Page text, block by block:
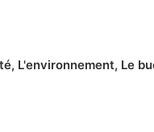
, L'environnement, Le